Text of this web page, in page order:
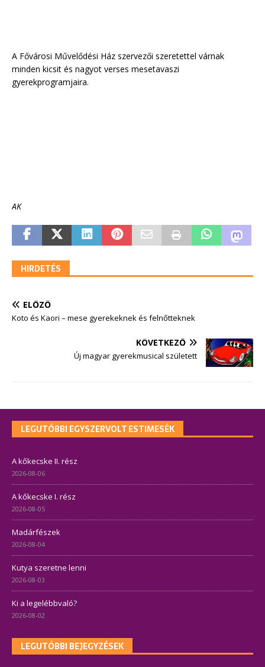
A Fővárosi Művelődési Ház szervezői szeretettel várnak
minden kicsit és nagyot verses mesetavaszi
gyerekprogramjaira.
AK
HIRDETÉS
ELŐZŐ
Koto és Kaori – mese gyerekeknek és felnőtteknek
KÖVETKEZŐ
Új magyar gyerekmusical született
LEGUTÓBBI EGYSZERVOLT ESTIMESÉK
A kőkecske II. rész
2026-08-06
A kőkecske I. rész
2026-08-05
Madárfészek
2026-08-04
Kutya szeretne lenni
2026-08-03
Ki a legelébbvaló?
2026-08-02
LEGUTÓBBI BEJEGYZÉSEK